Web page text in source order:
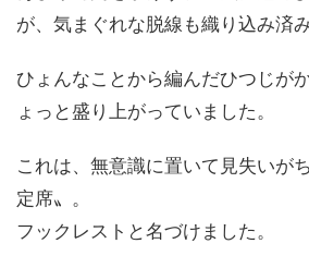
が、気まぐれな脱線も織り込み済み
ひょんなことから編んだひつじが
ょっと盛り上がっていました。
これは、無意識に置いて見失いが
定席〟。
フックレストと名づけました。